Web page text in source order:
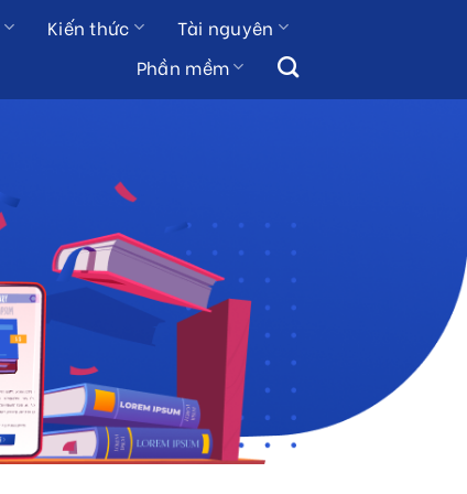
Kiến thức
Tài nguyên
Phần mềm